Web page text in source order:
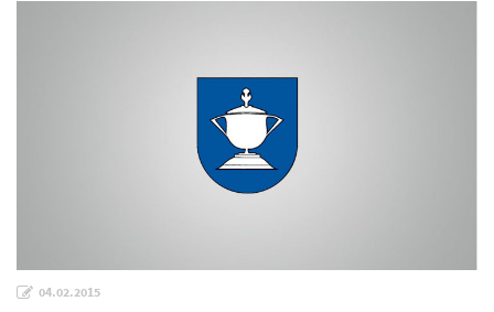
04.02.2015